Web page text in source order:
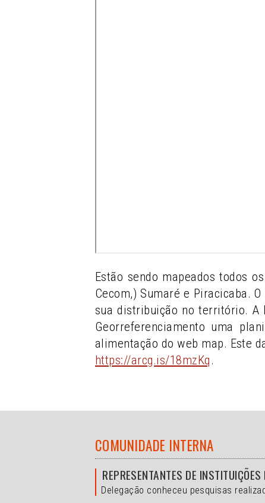
Estão sendo mapeados todos
Cecom,) Sumaré e Piracicaba.
sua distribuição no território. A
Georreferenciamento uma
alimentação do web map. Este
https://arcg.is/18mzKq .
COMUNIDADE INTERNA
REPRESENTANTES DE
Delegação conheceu pesquisas